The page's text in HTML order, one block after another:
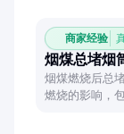
商家经验
烟煤总堵烟
烟煤燃烧后总
燃烧的影响，